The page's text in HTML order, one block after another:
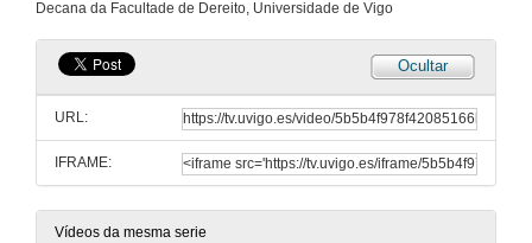
Decana da Facultade de Dereito, Universidade de Vigo
Ocultar
URL:
IFRAME:
Vídeos da mesma serie
Presentación
25 de nov. de 2008